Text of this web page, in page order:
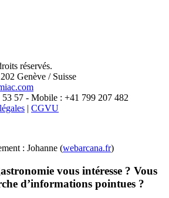
X
réservés.
Genève / Suisse
57 - Mobile : +41 799 207 482
| CGVU
: Johanne (webarcana.fr)
vous intéresse ? Vous
d’informations pointues ?